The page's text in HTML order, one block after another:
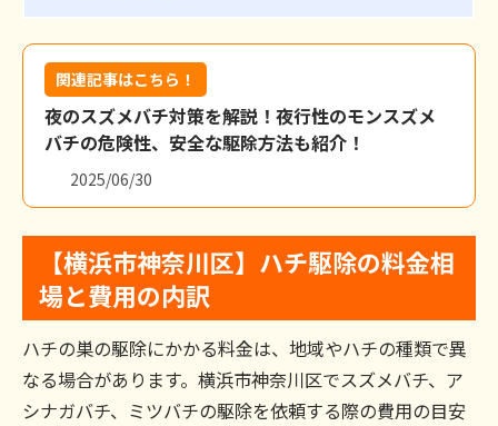
関連記事はこちら！
夜のスズメバチ対策を解説！夜行性のモンスズメ
バチの危険性、安全な駆除方法も紹介！
2025/06/30
【横浜市神奈川区】ハチ駆除の料金相
場と費用の内訳
ハチの巣の駆除にかかる料金は、地域やハチの種類で異
なる場合があります。横浜市神奈川区でスズメバチ、ア
シナガバチ、ミツバチの駆除を依頼する際の費用の目安